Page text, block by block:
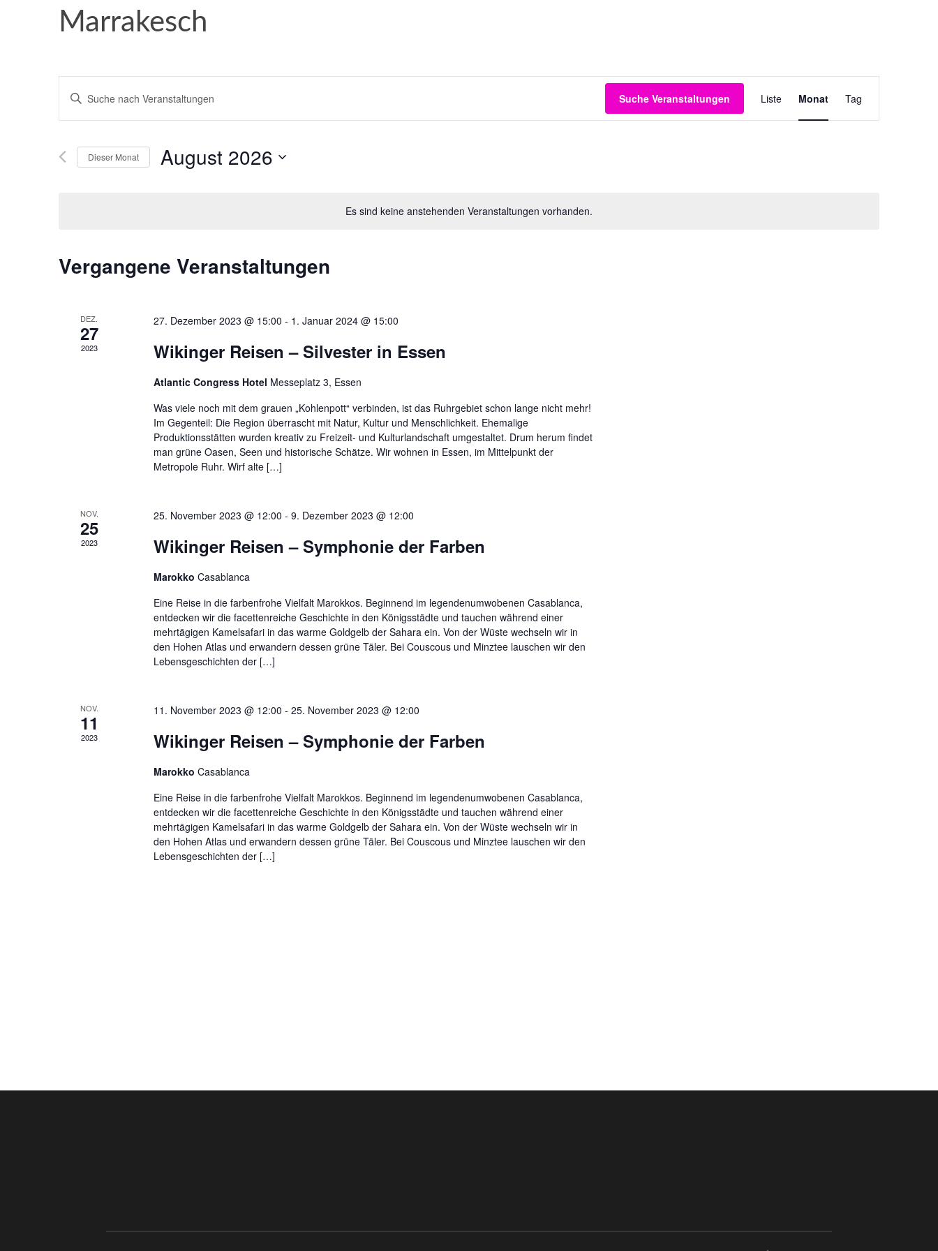
Es sind keine anstehenden Veranstaltungen vorhanden.
Marrakesch
Veranstaltungen
Suche
Ansichten,
Bitte
Schlüsselwort
eingeben.
nach
Veranstaltungen
Suche Veranstaltungen
Ansichten-
Liste Monat Tag
Dieser Monat August 2026
Vergangene Veranstaltungen
DEZ.
27
2023
27. Dezember 2023 @ 15:00 - 1. Januar 2024 @ 15:00
Wikinger Reisen – Silvester in Essen
Atlantic Congress Hotel Messeplatz 3, Essen
Was viele noch mit dem grauen „Kohlenpott“ verbinden, ist das Ruhrgebiet schon lange nicht mehr!
Im Gegenteil: Die Region überrascht mit Natur, Kultur und Menschlichkeit. Ehemalige
Produktionsstätten wurden kreativ zu Freizeit- und Kulturlandschaft umgestaltet. Drum herum findet
man grüne Oasen, Seen und historische Schätze. Wir wohnen in Essen, im Mittelpunkt der
Metropole Ruhr. Wirf alte […]
NOV.
25
2023
25. November 2023 @ 12:00 - 9. Dezember 2023 @ 12:00
Wikinger Reisen – Symphonie der Farben
Marokko Casablanca
Eine Reise in die farbenfrohe Vielfalt Marokkos. Beginnend im legendenumwobenen Casablanca,
entdecken wir die facettenreiche Geschichte in den Königsstädte und tauchen während einer
mehrtägigen Kamelsafari in das warme Goldgelb der Sahara ein. Von der Wüste wechseln wir in
den Hohen Atlas und erwandern dessen grüne Täler. Bei Couscous und Minztee lauschen wir den
Lebensgeschichten der […]
NOV.
11
2023
11. November 2023 @ 12:00 - 25. November 2023 @ 12:00
Wikinger Reisen – Symphonie der Farben
Marokko Casablanca
Eine Reise in die farbenfrohe Vielfalt Marokkos. Beginnend im legendenumwobenen Casablanca,
entdecken wir die facettenreiche Geschichte in den Königsstädte und tauchen während einer
mehrtägigen Kamelsafari in das warme Goldgelb der Sahara ein. Von der Wüste wechseln wir in
den Hohen Atlas und erwandern dessen grüne Täler. Bei Couscous und Minztee lauschen wir den
Lebensgeschichten der […]